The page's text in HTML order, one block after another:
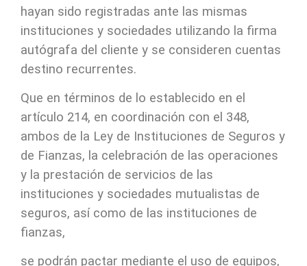
hayan sido registradas ante las mismas
instituciones y sociedades utilizando la firma
autógrafa del cliente y se consideren cuentas
destino recurrentes.
Que en términos de lo establecido en el
artículo 214, en coordinación con el 348,
ambos de la Ley de Instituciones de Seguros y
de Fianzas, la celebración de las operaciones
y la prestación de servicios de las
instituciones y sociedades mutualistas de
seguros, así como de las instituciones de
fianzas,
se podrán pactar mediante el uso de equipos,